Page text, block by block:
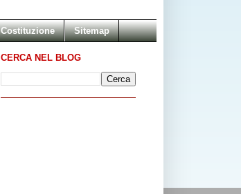
Costituzione Sitemap
CERCA NEL BLOG